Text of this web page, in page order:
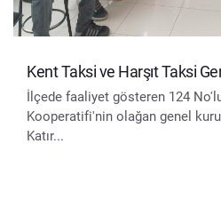
Kent Taksi ve Harşıt Taksi
İlçede faaliyet gösteren 124
Kooperatifi'nin olağan genel
Katır...